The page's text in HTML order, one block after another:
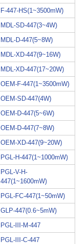
F-447-HS(1~3500mW)
MDL-SD-447(3~4W)
MDL-D-447(5~8W)
MDL-XD-447(9~16W)
MDL-XD-447(17~20W)
OEM-F-447(1~3500mW)
OEM-SD-447(4W)
OEM-D-447(5~6W)
OEM-D-447(7~8W)
OEM-XD-447(9~20W)
PGL-H-447(1~1000mW)
PGL-V-H-
447(1~1600mW)
PGL-FC-447(1~50mW)
GLP-447(0.6~5mW)
PGL-III-M-447
PGL-III-C-447